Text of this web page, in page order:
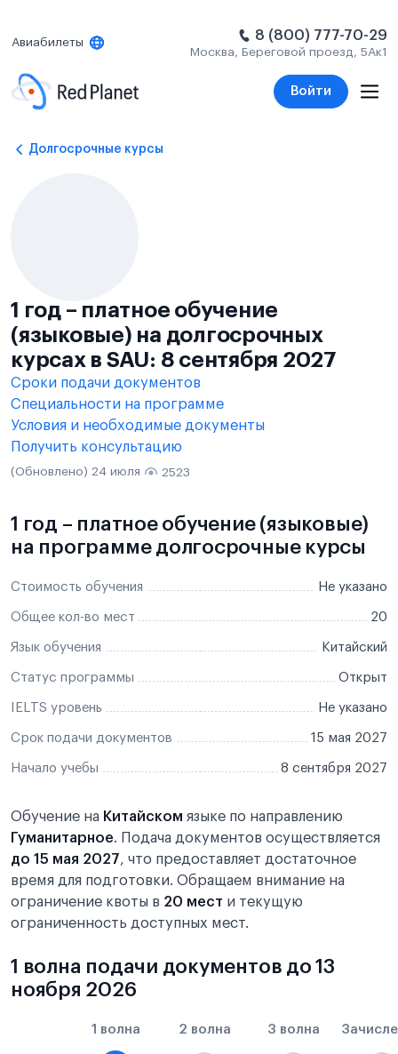
Авиабилеты 8 (800) 777-70-29
Москва, Береговой проезд, 5Ак1
Войти
Долгосрочные курсы
1 год – платное обучение
(языковые) на долгосрочных
курсах в SAU: 8 сентября 2027
Сроки подачи документов
Специальности на программе
Условия и необходимые документы
Получить консультацию
(Обновлено) 24 июля 2523
1 год – платное обучение (языковые)
на программе долгосрочные курсы
Стоимость обучения Не указано
Общее кол-во мест 20
Язык обучения Китайский
Статус программы Открыт
IELTS уровень Не указано
Срок подачи документов 15 мая 2027
Начало учебы 8 сентября 2027
Обучение на Китайском языке по направлению
Гуманитарное. Подача документов осуществляется
до 15 мая 2027, что предоставляет достаточное
время для подготовки. Обращаем внимание на
ограничение квоты в 20 мест и текущую
ограниченность доступных мест.
1 волна подачи документов до 13
ноября 2026
1 волна 2 волна 3 волна